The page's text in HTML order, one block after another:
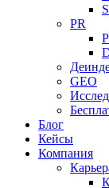
PR
GEO
Блог
Кейсы
Компания